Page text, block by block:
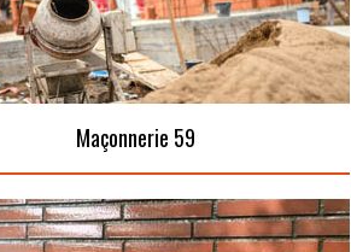
Maçonnerie 59